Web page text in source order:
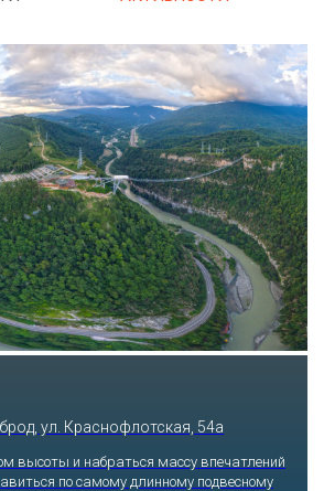
ул. Краснофлотская, 54а
высоты и набраться массу впечатлений
по самому длинному подвесному